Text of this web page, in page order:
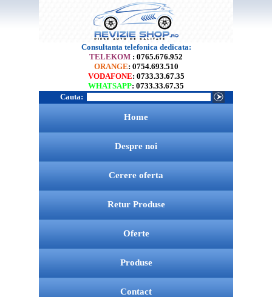
Consultanta telefonica dedicata:
TELEKOM : 0765.676.952
ORANGE: 0754.693.510
VODAFONE: 0733.33.67.35
WHATSAPP: 0733.33.67.35
Cauta:
Home
Despre noi
Cerere oferta
Retur Produse
Oferte
Produse
Contact